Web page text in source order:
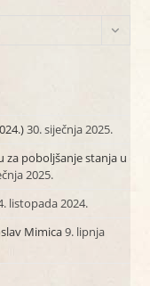
30. siječnja 2025.
za poboljšanje stanja u
2025.
listopada 2024.
Mimica9. lipnja